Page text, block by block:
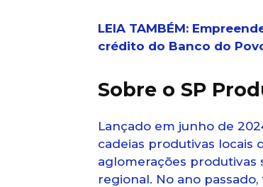
LEIA TAMBÉM:
crédito do Banco do
Sobre o SP
Lançado em junho de
cadeias produtivas locais
aglomerações
regional. No ano